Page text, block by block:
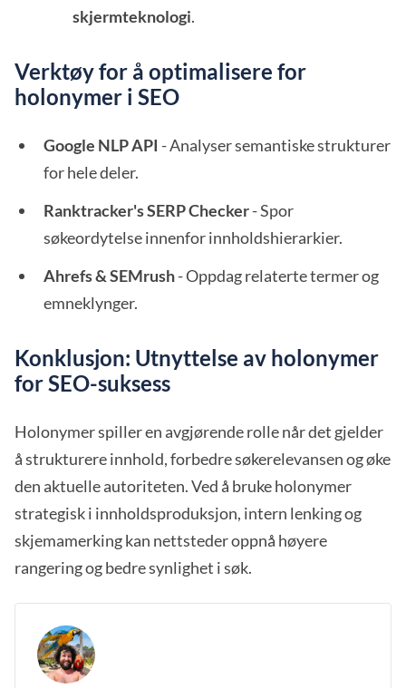
skjermteknologi.
Verktøy for å optimalisere for
holonymer i SEO
Google NLP API - Analyser semantiske strukturer
for hele deler.
Ranktracker's SERP Checker- Spor
søkeordytelse innenfor innholdshierarkier.
Ahrefs & SEMrush- Oppdag relaterte termer og
emneklynger.
Konklusjon: Utnyttelse av holonymer
for SEO-suksess
Holonymer spiller en avgjørende rolle når det gjelder
å strukturere innhold, forbedre søkerelevansen og øke
den aktuelle autoriteten. Ved å bruke holonymer
strategisk i innholdsproduksjon, intern lenking og
skjemamerking kan nettsteder oppnå høyere
rangering og bedre synlighet i søk.